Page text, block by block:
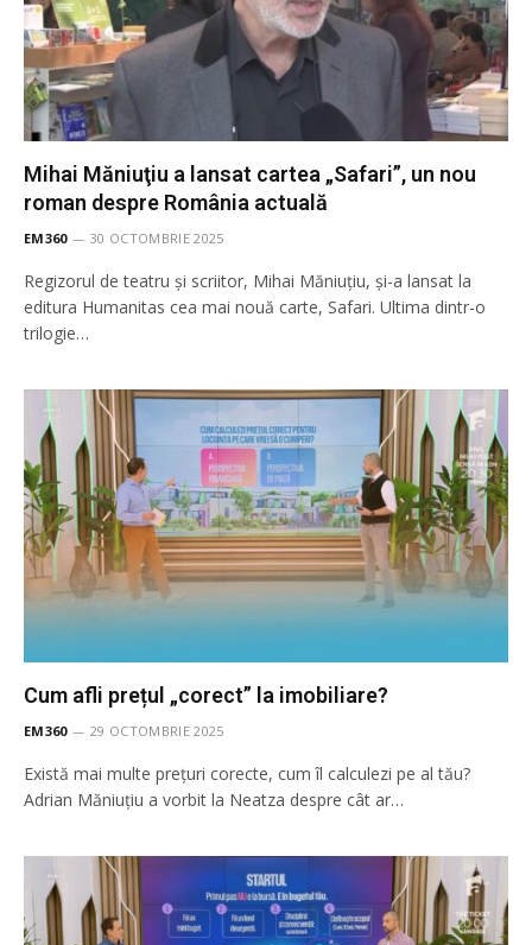
Mihai Măniuţiu a lansat cartea „Safari”, un nou
roman despre România actuală
EM360 30 OCTOMBRIE 2025
Regizorul de teatru și scriitor, Mihai Măniuțiu, și-a lansat la
editura Humanitas cea mai nouă carte, Safari. Ultima dintr-o
trilogie…
Cum afli prețul „corect” la imobiliare?
EM360 29 OCTOMBRIE 2025
Există mai multe prețuri corecte, cum îl calculezi pe al tău?
Adrian Măniuțiu a vorbit la Neatza despre cât ar…